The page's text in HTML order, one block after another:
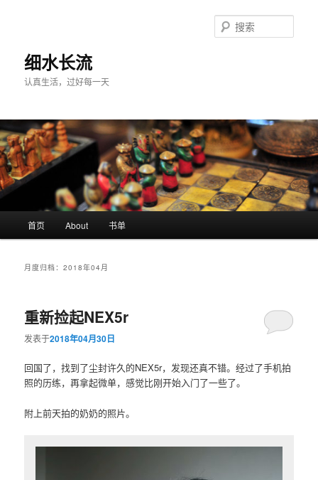
细水长流
认真生活，过好每一天
索
首页 About 书单
月度归档：2018年04月
重新捡起NEX5r
发表于2018年04月30日
回国了，找到了尘封许久的NEX5r，发现还真不错。经过了手机拍
照的历练，再拿起微单，感觉比刚开始入门了一些了。
附上前天拍的奶奶的照片。